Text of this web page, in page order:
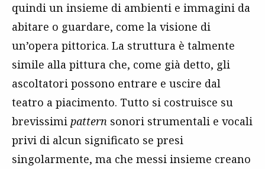
quindi un insieme di ambienti e immagini da
abitare o guardare, come la visione di
un’opera pittorica. La struttura è talmente
simile alla pittura che, come già detto, gli
ascoltatori possono entrare e uscire dal
teatro a piacimento. Tutto si costruisce su
brevissimi pattern sonori strumentali e vocali
privi di alcun significato se presi
singolarmente, ma che messi insieme creano